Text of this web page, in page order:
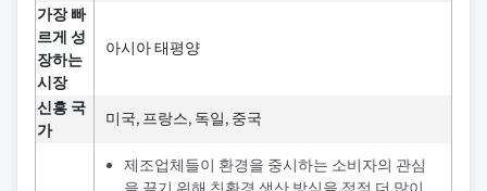
가장 빠
르게 성
장하는
시장
아시아 태평양
신흥 국
가
미국, 프랑스, 독일, 중국
제조업체들이 환경을 중시하는 소비자의 관심